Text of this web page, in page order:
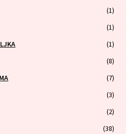
(1)
(1)
(1)
(8)
(7)
(3)
(2)
(38)